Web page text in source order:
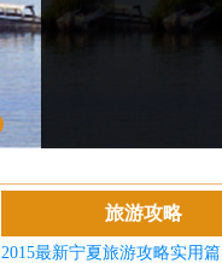
旅游攻略
2015最新宁夏旅游攻略实用篇